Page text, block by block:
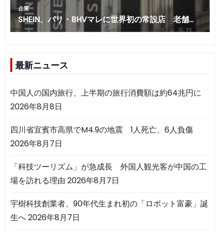
最新ニュース
中国人の国内旅行、上半期の旅行消費額は約64兆円に
2026年8月8日
四川省宜賓市高県でM4.9の地震 1人死亡、6人負傷
2026年8月7日
「科技ツーリズム」が急成長 外国人観光客が中国の工
場を訪れる理由 2026年8月7日
宇樹科技創業者、90年代生まれ初の「ロボット富豪」誕
生へ2026年8月7日